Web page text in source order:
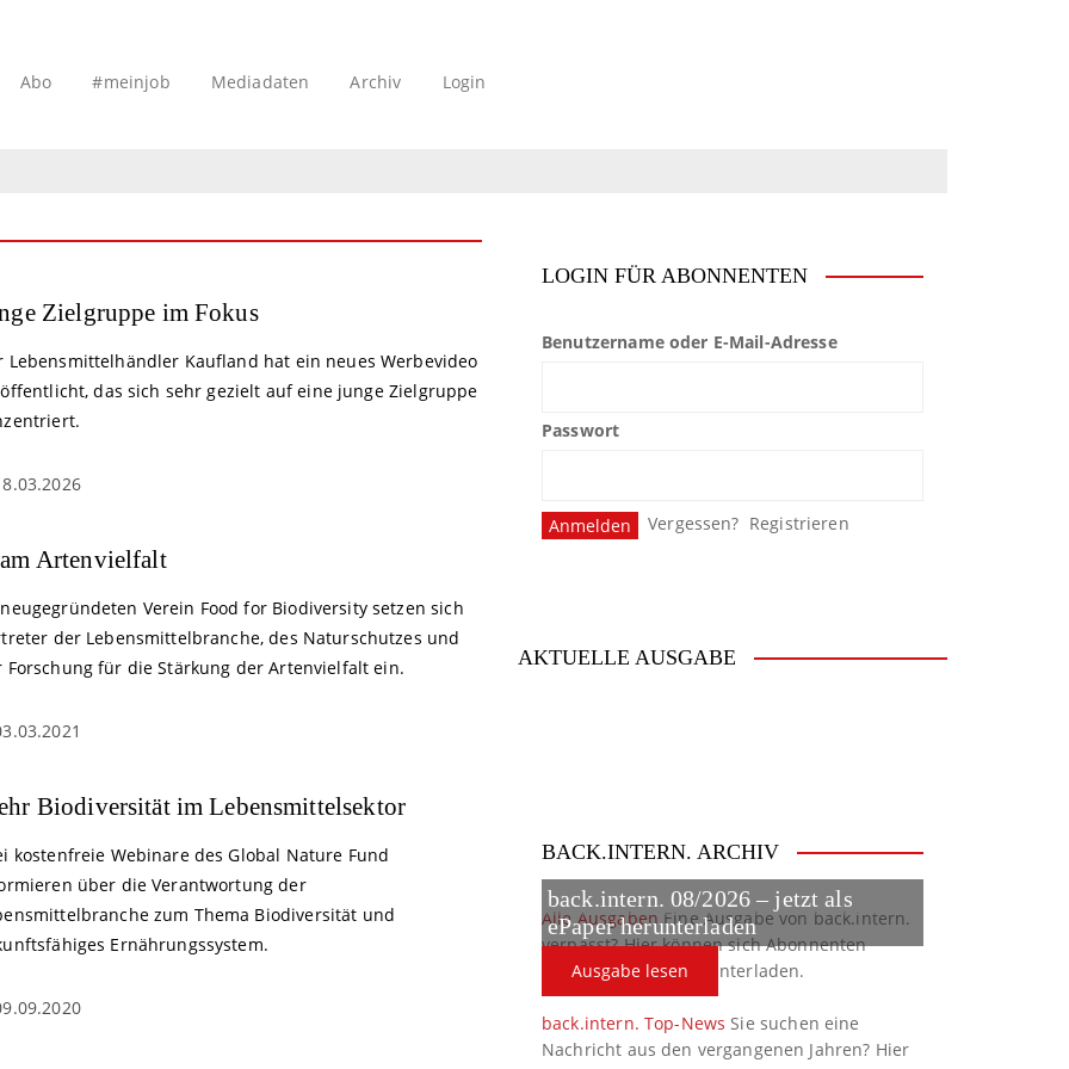
Abo #meinjob Mediadaten Archiv Login
Zielgruppe im Fokus
Lebensmittelhändler Kaufland hat ein neues Werbevideo
das sich sehr gezielt auf eine junge Zielgruppe
Artenvielfalt
Verein Food for Biodiversity setzen sich
der Lebensmittelbranche, des Naturschutzes und
Forschung für die Stärkung der Artenvielfalt ein.
Biodiversität im Lebensmittelsektor
kostenfreie Webinare des Global Nature Fund
über die Verantwortung der
zum Thema Biodiversität und
Ernährungssystem.
LOGIN FÜR ABONNENTEN
Benutzername oder E-Mail-Adresse
Passwort
Vergessen? Registrieren
AKTUELLE AUSGABE
back.intern. 08/2026 – jetzt als
ePaper herunterladen
Ausgabe lesen
BACK.INTERN. ARCHIV
Alle AusgabenEine Ausgabe von back.intern.
verpasst? Hier können sich Abonnenten
ältere Ausgaben herunterladen.
back.intern. Top-News Sie suchen eine
Nachricht aus den vergangenen Jahren? Hier